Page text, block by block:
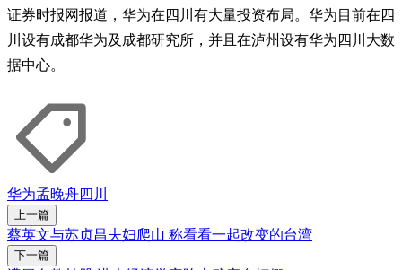
证券时报网报道，华为在四川有大量投资布局。华为目前在四
川设有成都华为及成都研究所，并且在泸州设有华为四川大数
据中心。
华为孟晚舟四川
上一篇
蔡英文与苏贞昌夫妇爬山 称看看一起改变的台湾
下一篇